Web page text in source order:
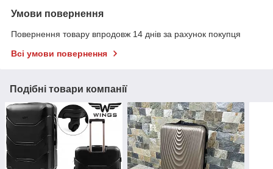
Умови повернення
Повернення товару впродовж 14 днів за рахунок покупця
Всі умови повернення
Подібні товари компанії